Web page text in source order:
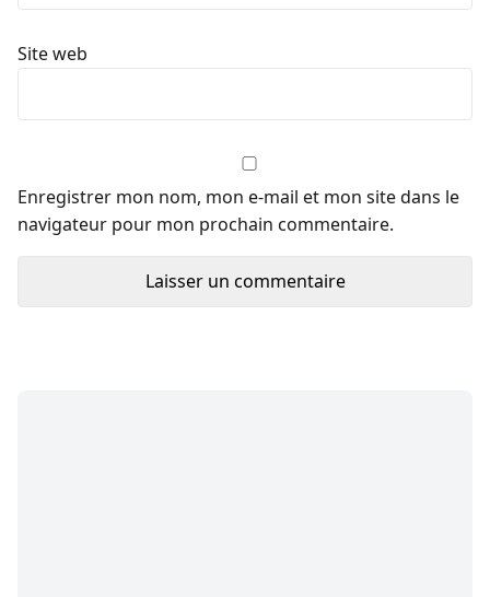
Site web
Enregistrer mon nom, mon e-mail et mon site dans le
navigateur pour mon prochain commentaire.